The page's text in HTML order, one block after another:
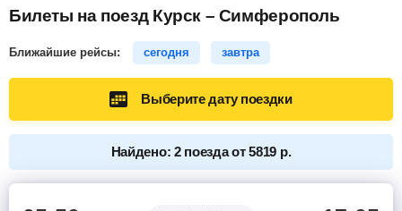
Билеты на поезд Курск – Симферополь
Ближайшие рейсы: сегодня завтра
Выберите дату поездки
Найдено: 2 поезда от 5819 р.